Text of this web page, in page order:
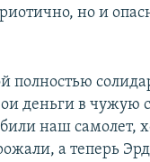
но и
полностью
деньги в чужую
наш самолет,
а теперь